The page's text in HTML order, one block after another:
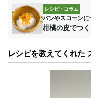
レシピ・コラム
パンやスコーンに
柑橘の皮でつ
レシピを教えてくれた